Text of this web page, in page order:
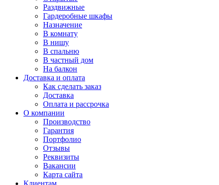
Раздвижные
Гардеробные шкафы
Назначение
В комнату
В нишу
В спальню
В частный дом
На балкон
Доставка и оплата
Как сделать заказ
Доставка
Оплата и рассрочка
О компании
Производство
Гарантия
Портфолио
Отзывы
Реквизиты
Вакансии
Карта сайта
Клиентам